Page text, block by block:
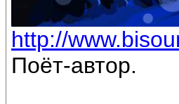
http://
Поёт-автор.